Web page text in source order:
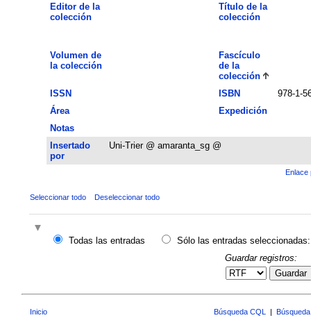
Editor de la
colección
Título de la
colección
Volumen de
la colección
Fascículo
de la
colección
ISSN
ISBN
978-1-
Área
Expedición
Notas
Insertado
por
Uni-Trier @ amaranta_sg @
Enlace
Seleccionar todo Deseleccionar todo
Todas las entradas
Sólo las entradas seleccionadas:
Guardar registros:
Guardar
Inicio Búsqueda CQL